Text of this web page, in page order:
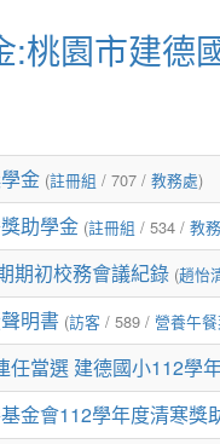
:桃園市建德
金 (註冊組 / 707 / 教務處)
助學金 (註冊組 / 534 / 教
期初校務會議紀錄 (趙怡
明書 (訪客 / 589 / 營養午
任當選 建德國小112學
金會112學年度清寒獎